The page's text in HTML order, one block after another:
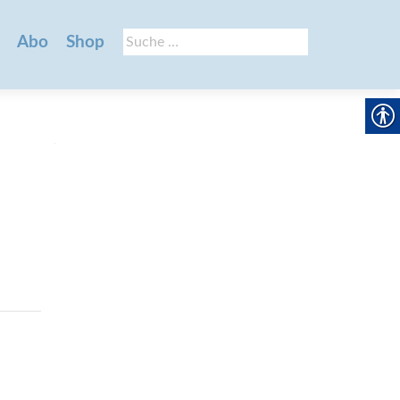
Suche
nach:
Abo Shop